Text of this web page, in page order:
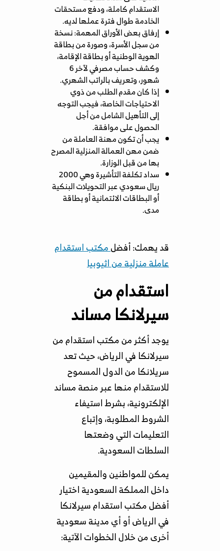
الاستقدام كاملة، ودفع مستحقات
الخادمة طوال فترة عملها لديه.
إرفاق بعض الأوراق المهمة: نسخة
من سجل الأسرة، وصورة من بطاقة
الهوية الوطنية أو بطاقة الإقامة،
وكشف حساب مصرفي لآخر 6
شهور، وتعريف بالراتب الشهري.
إذا كان مقدم الطلب من ذوي
الاحتياجات الخاصة، فيجب التوجه
إلى التأهيل الشامل من أجل
الحصول على موافقة.
يجب أن تكون مهنة العاملة من
ضمن مهن العمالة المنزلية المصرح
بها من قبل الوزارة.
سداد تكلفة التأشيرة وهي 2000
ريال سعودي عبر التحويلات البنكية
أو البطاقات الائتمانية أو بطاقة
مدى.
قد يهمك: أفضلمكتب استقدام
عاملة منزلية من اثيوبيا
استقدام من
سيرلانكا مساند
يوجد أكثر من مكتب استقدام من
سيرلانكا في الرياض، حيث تعد
سريلانكا من الدول المسموح
للاستقدام منها عبر منصة مساند
الإلكترونية، بشرط استيفاء
الشروط المطلوبة، وإتباع
التعليمات التي وضعتها
السلطات السعودية.
يمكن للمواطنين والمقيمين
داخل المملكة السعودية اختيار
أفضل مكتب استقدام سيرلانكا
في الرياض أو أي مدينة سعودية
أخرى من خلال الخطوات الآتية: